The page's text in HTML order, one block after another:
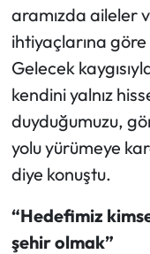
aramızda aileler
ihtiyaçlarına
Gelecek
kendini yalnız
duyduğumuzu,
yolu yürümeye
diye konuştu.
“Hedefimiz
şehir olmak”